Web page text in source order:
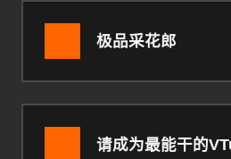
极品采花郎
请成为最能干的